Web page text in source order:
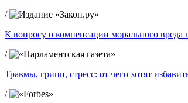
/
К вопросу о компенсации морального
/
Травмы, грипп, стресс: от чего хотят
/